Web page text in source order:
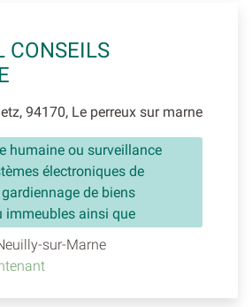
CONSEILS
94170, Le perreux sur marne
humaine ou surveillance
électroniques de
de biens
immeubles ainsi que
sur-Marne